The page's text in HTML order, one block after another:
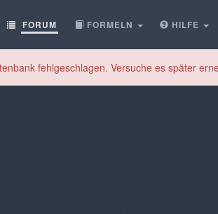
FORUM FORMELN HILFE
fehlgeschlagen. Versuche es später